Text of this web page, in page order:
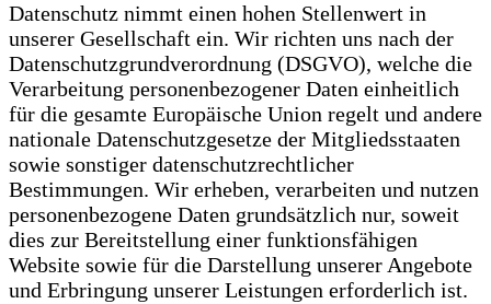
Datenschutz nimmt einen hohen Stellenwert in
unserer Gesellschaft ein. Wir richten uns nach der
Datenschutzgrundverordnung (DSGVO), welche die
Verarbeitung personenbezogener Daten einheitlich
für die gesamte Europäische Union regelt und andere
nationale Datenschutzgesetze der Mitgliedsstaaten
sowie sonstiger datenschutzrechtlicher
Bestimmungen. Wir erheben, verarbeiten und nutzen
personenbezogene Daten grundsätzlich nur, soweit
dies zur Bereitstellung einer funktionsfähigen
Website sowie für die Darstellung unserer Angebote
und Erbringung unserer Leistungen erforderlich ist.